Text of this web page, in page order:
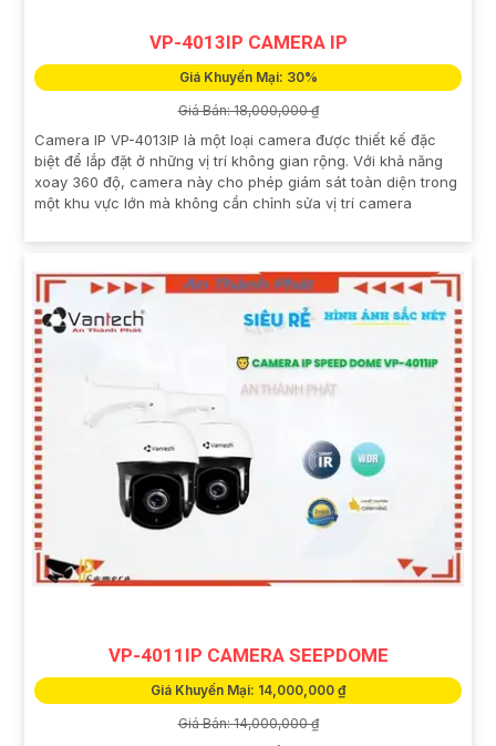
VP-4013IP CAMERA IP
Giá Khuyến Mại: 30%
Giá Bán: 18,000,000 ₫
Camera IP VP-4013IP là một loại camera được thiết kế đặc
biệt để lắp đặt ở những vị trí không gian rộng. Với khả năng
xoay 360 độ, camera này cho phép giám sát toàn diện trong
một khu vực lớn mà không cần chỉnh sửa vị trí camera
VP-4011IP CAMERA SEEPDOME
Giá Khuyến Mại: 14,000,000 ₫
Giá Bán: 14,000,000 ₫